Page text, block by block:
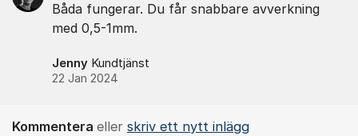
Båda fungerar. Du får snabbare avverkning
med 0,5-1mm.
Jenny Kundtjänst
22 Jan 2024
Kommentera eller skriv ett nytt inlägg